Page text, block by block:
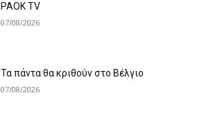
PAOK TV
07/08/2026
Τα πάντα θα κριθούν στο Βέλγιο
07/08/2026